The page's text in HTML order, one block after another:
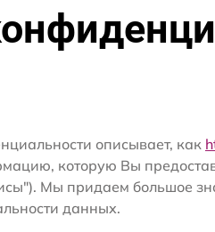
описывает, как
которую Вы
Мы придаем большое
данных.